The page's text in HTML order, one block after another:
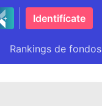
Identifícate
Rankings de fondos